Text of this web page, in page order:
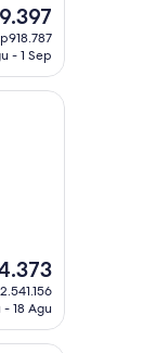
- 1 Sep
- 18 Agu